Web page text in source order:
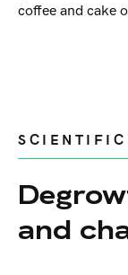
coffee and cake
SCIENTIFIC
and